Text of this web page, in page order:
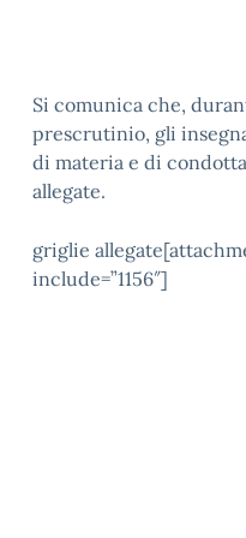
Si comunica che,
prescrutinio, gli
di materia e di
allegate.
griglie
include=”1156″]